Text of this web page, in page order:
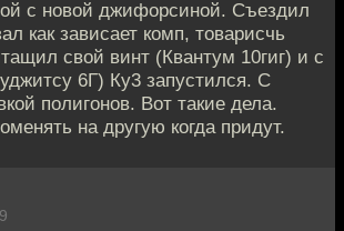
с новой джифорсиной. Съездил
как зависает комп, товарисчь
свой винт (Квантум 10гиг) и с
6Г) Ку3 запустился. С
полигонов. Вот такие дела.
на другую когда придут.